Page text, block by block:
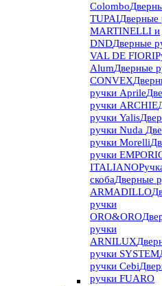
Colombo
TUPAIДверные
MARTINELLI и
DNDДверные
VAL DE FIORI
AlumДверные
CONVEX
ручки Aprile
ручки ARCHIE
ручки Yalis
ручки Nuda
ручки Morelli
ручки
ITALIANO
скобаДверные
ARMADILLO
ручки
ORO&ORO
ручки
ARNILUX
ручки SYSTEM
ручки Cebi
ручки FUARO